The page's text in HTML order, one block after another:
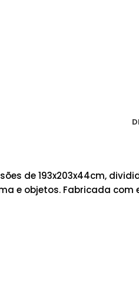
de 193x203x44cm,
e objetos. Fabricada